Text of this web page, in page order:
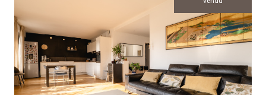
voir le bien